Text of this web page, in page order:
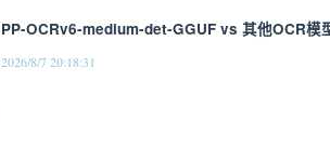
PP-OCRv6-medium-det-GGUF vs 其他OCR模
2026/8/7 20:18:31